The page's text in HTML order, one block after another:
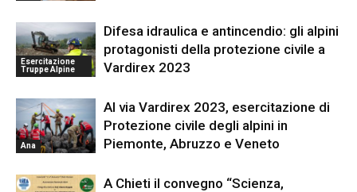
Esercitazione
Truppe Alpine
Difesa idraulica e antincendio: gli alpini
protagonisti della protezione civile a
Vardirex 2023
Ana
Al via Vardirex 2023, esercitazione di
Protezione civile degli alpini in
Piemonte, Abruzzo e Veneto
A Chieti il convegno “Scienza,